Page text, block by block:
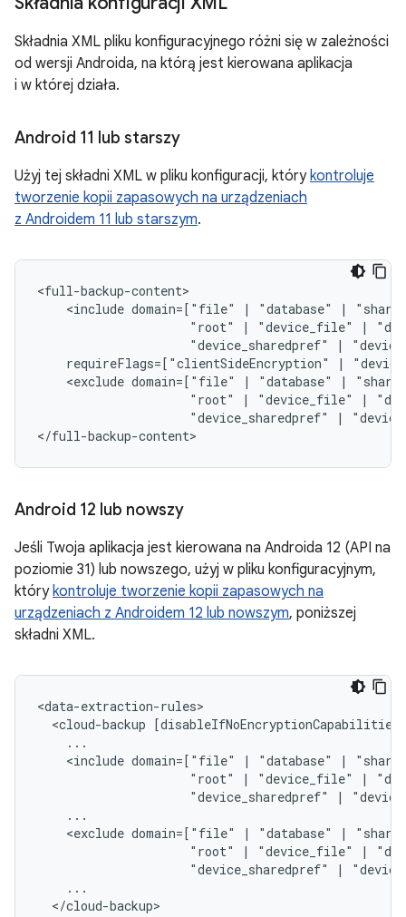
Składnia XML pliku konfiguracyjnego różni się w zależności
od wersji Androida, na którą jest kierowana aplikacja
i w której działa.
Android 11 lub starszy
Użyj tej składni XML w pliku konfiguracji, którykontroluje
tworzenie kopii zapasowych na urządzeniach
z Androidem 11 lub starszym.
<include domain=["file" | "database" |
"root"
| "device_file" |
"device_sharedpref"
|
requireFlags=["clientSideEncryption"
|
<exclude domain=["file" | "database" |
"root"
| "device_file" |
"device_sharedpref"
|
</full-backup-content>
Android 12 lub nowszy
Jeśli Twoja aplikacja jest kierowana na Androida 12 (API na
poziomie 31) lub nowszego, użyj w pliku konfiguracyjnym,
którykontroluje tworzenie kopii zapasowych na
urządzeniach z Androidem 12 lub nowszym, poniższej
składni XML.
<cloud-backup
<include domain=["file" | "database" |
"root"
| "device_file" |
"device_sharedpref"
|
<exclude domain=["file" | "database" |
"root"
| "device_file" |
"device_sharedpref"
|